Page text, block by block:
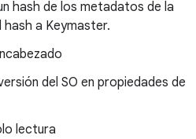
hash de los metadatos de la
a Keymaster.
del SO en propiedades de
lectura